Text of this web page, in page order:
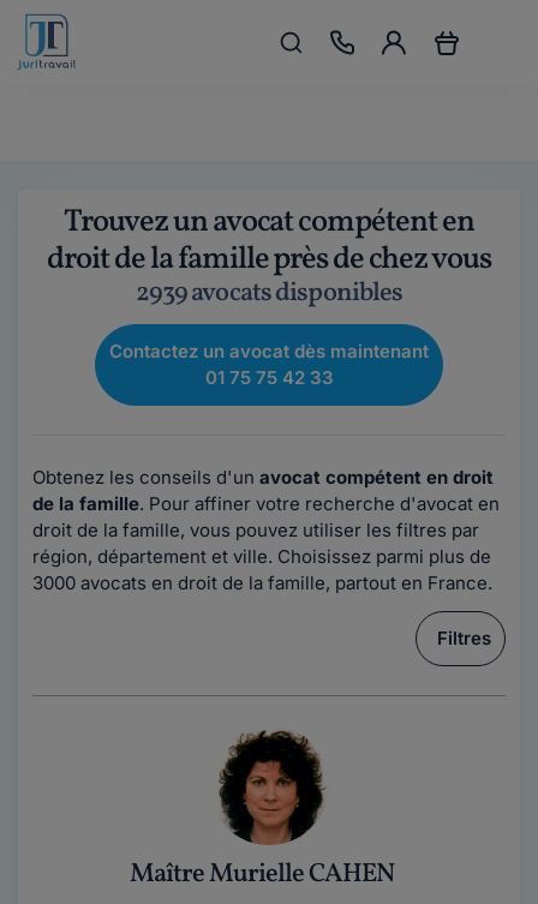
Trouvez un avocat compétent en
droit de la famille près de chez vous
2939 avocats disponibles
Contactez un avocat dès maintenant
01 75 75 42 33
Obtenez les conseils d'un avocat compétent en droit
de la famille. Pour affiner votre recherche d'avocat en
droit de la famille, vous pouvez utiliser les filtres par
région, département et ville. Choisissez parmi plus de
3000 avocats en droit de la famille, partout en France.
Filtres
Maître Murielle CAHEN